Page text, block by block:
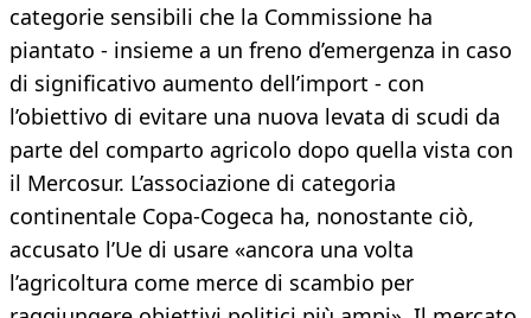
categorie sensibili che la Commissione ha
piantato - insieme a un freno d’emergenza in caso
di significativo aumento dell’import - con
l’obiettivo di evitare una nuova levata di scudi da
parte del comparto agricolo dopo quella vista con
il Mercosur. L’associazione di categoria
continentale Copa-Cogeca ha, nonostante ciò,
accusato l’Ue di usare «ancora una volta
l’agricoltura come merce di scambio per